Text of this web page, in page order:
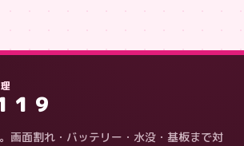
１９
画面割れ・バッテリー・水没・基板まで対